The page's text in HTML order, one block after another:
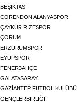
BEŞİKTAŞ
CORENDON ALANYASPOR
ÇAYKUR RİZESPOR
ÇORUM
ERZURUMSPOR
EYÜPSPOR
FENERBAHÇE
GALATASARAY
GAZİANTEP FUTBOL KULÜBÜ
GENÇLERBİRLİĞİ